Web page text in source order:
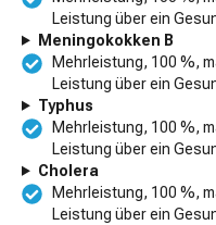
Leistung über ein
Meningokokken B
Mehrleistung, 100 %,
Leistung über ein
Typhus
Mehrleistung, 100 %,
Leistung über ein
Cholera
Mehrleistung, 100 %,
Leistung über ein